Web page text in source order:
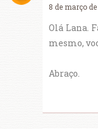
8 de março
Olá Lana.
mesmo,
Abraço.